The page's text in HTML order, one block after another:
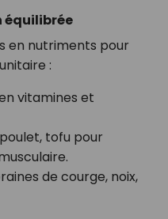
équilibrée
en nutriments pour
:
vitamines et
tofu pour
de courge, noix,